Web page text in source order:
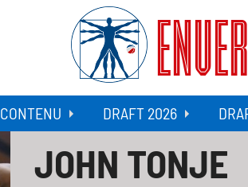
CONTENU DRAFT 2026
JOHN TONJE